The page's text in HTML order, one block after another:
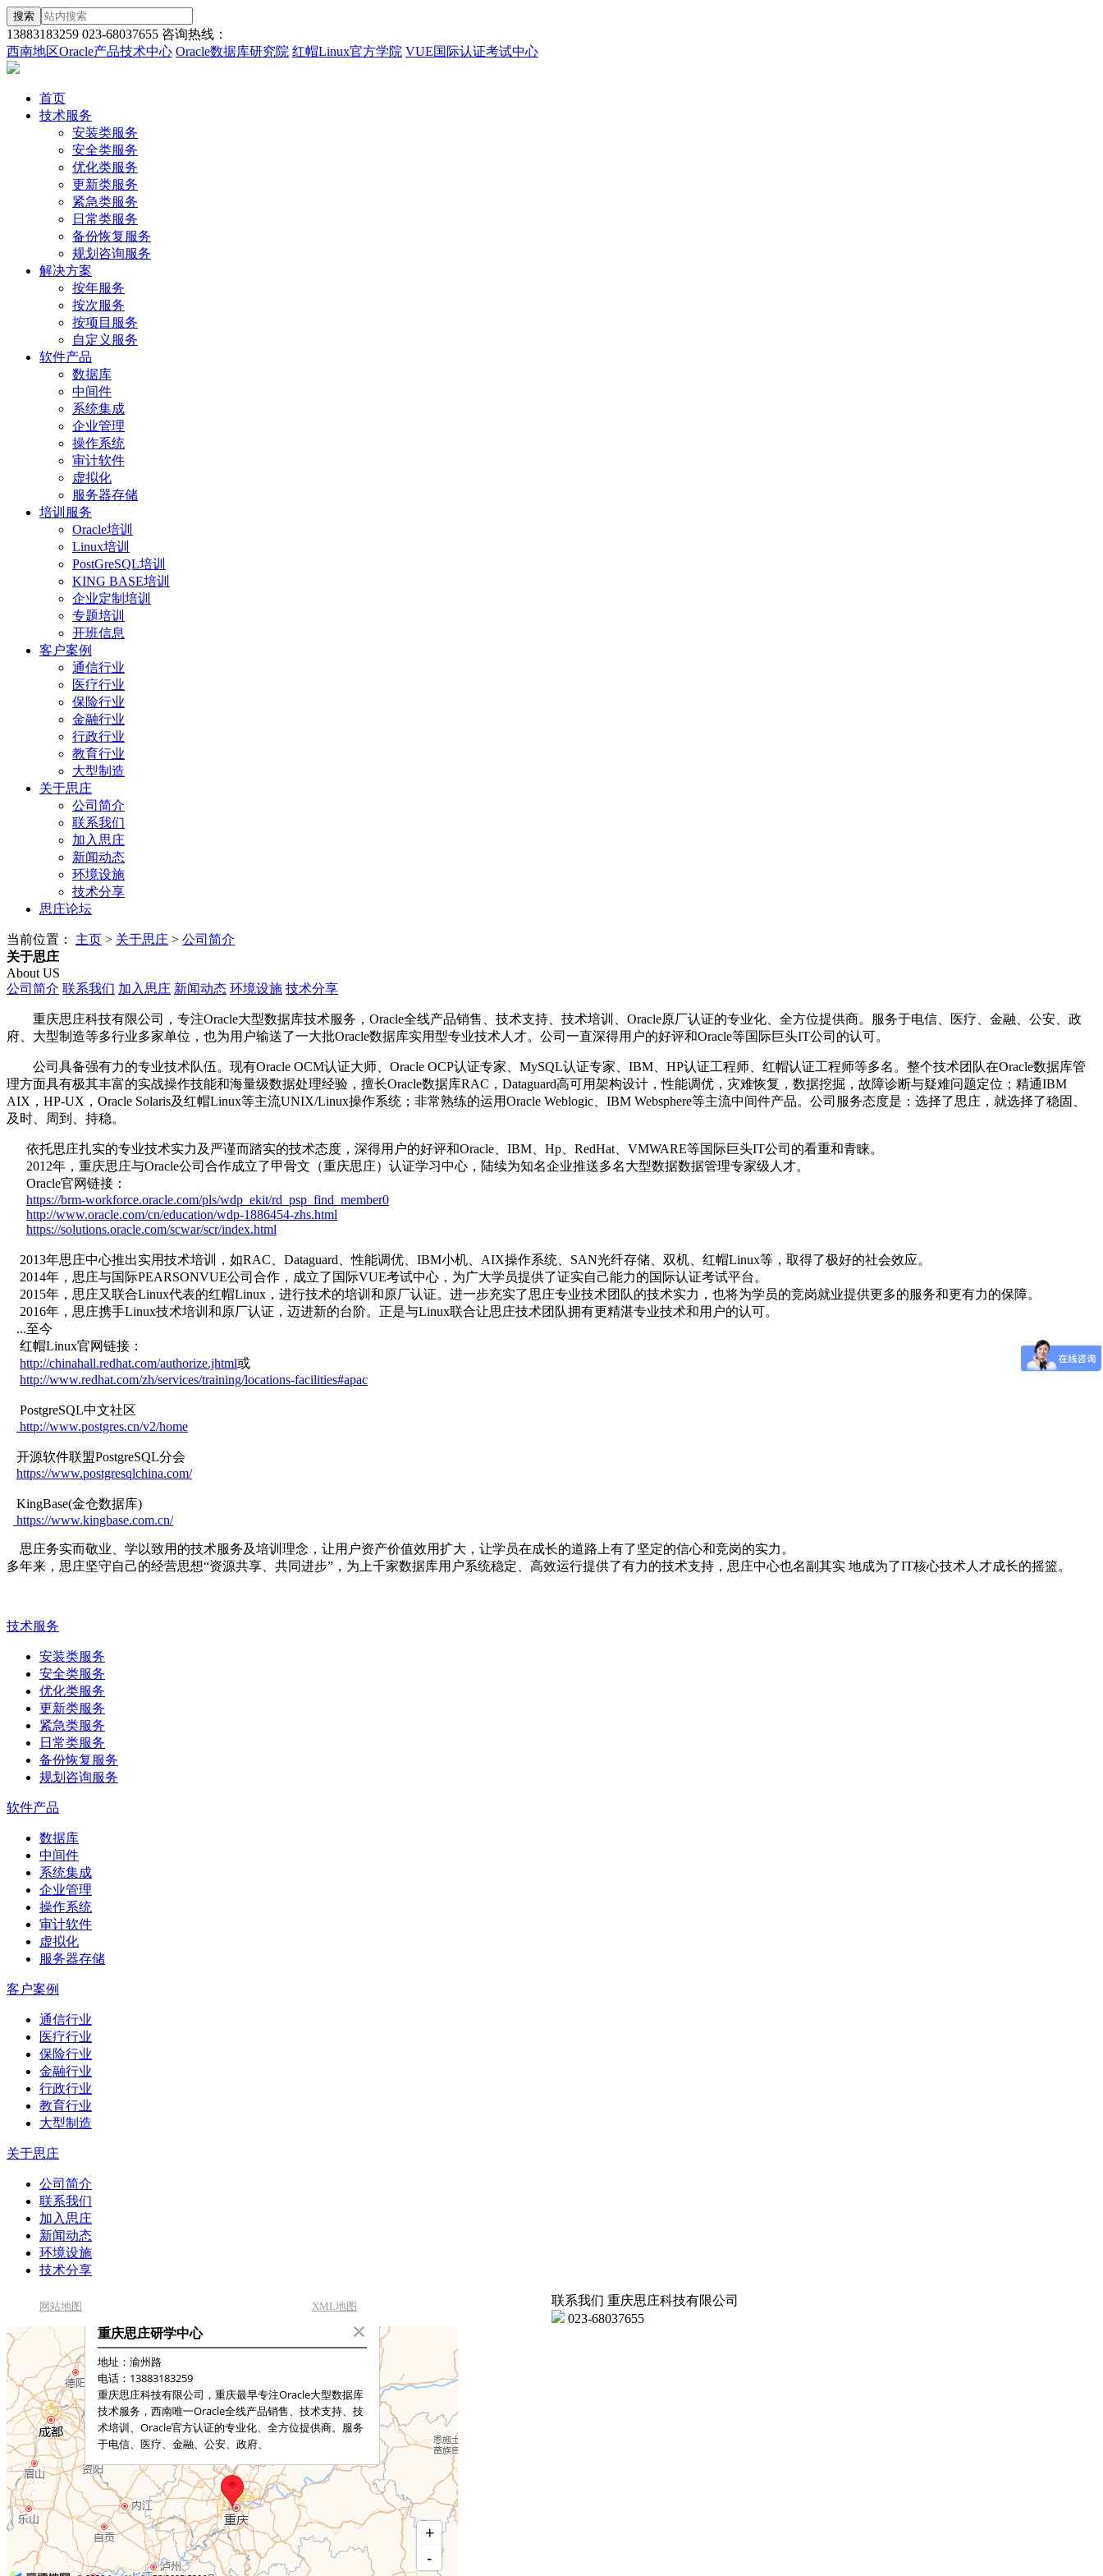
搜索
13883183259 023-68037655 咨询热线：
西南地区Oracle产品技术中心 Oracle数据库研究院 红帽Linux官方学院 VUE国际认证考试中心
首页
技术服务
安装类服务
安全类服务
优化类服务
更新类服务
紧急类服务
日常类服务
备份恢复服务
规划咨询服务
解决方案
按年服务
按次服务
按项目服务
自定义服务
软件产品
数据库
中间件
系统集成
企业管理
操作系统
审计软件
虚拟化
服务器存储
培训服务
Oracle培训
Linux培训
PostGreSQL培训
KING BASE培训
企业定制培训
专题培训
开班信息
客户案例
通信行业
医疗行业
保险行业
金融行业
行政行业
教育行业
大型制造
关于思庄
公司简介
联系我们
加入思庄
新闻动态
环境设施
技术分享
思庄论坛
当前位置： 主页 > 关于思庄 > 公司简介
关于思庄
About US
公司简介 联系我们 加入思庄 新闻动态 环境设施 技术分享
重庆思庄科技有限公司，专注Oracle大型数据库技术服务，Oracle全线产品销售、技术支持、技术培训、Oracle原厂认证的专业化、全方位提供商。服务于电信、医疗、金融、公安、政
府、大型制造等多行业多家单位，也为用户输送了一大批Oracle数据库实用型专业技术人才。公司一直深得用户的好评和Oracle等国际巨头IT公司的认可。
公司具备强有力的专业技术队伍。现有Oracle OCM认证大师、Oracle OCP认证专家、MySQL认证专家、IBM、HP认证工程师、红帽认证工程师等多名。整个技术团队在Oracle数据库管
理方面具有极其丰富的实战操作技能和海量级数据处理经验，擅长Oracle数据库RAC，Dataguard高可用架构设计，性能调优，灾难恢复，数据挖掘，故障诊断与疑难问题定位；精通IBM
AIX，HP-UX，Oracle Solaris及红帽Linux等主流UNIX/Linux操作系统；非常熟练的运用Oracle Weblogic、IBM Websphere等主流中间件产品。公司服务态度是：选择了思庄，就选择了稳固、
及时、周到、持稳。
依托思庄扎实的专业技术实力及严谨而踏实的技术态度，深得用户的好评和Oracle、IBM、Hp、RedHat、VMWARE等国际巨头IT公司的看重和青睐。
2012年，重庆思庄与Oracle公司合作成立了甲骨文（重庆思庄）认证学习中心，陆续为知名企业推送多名大型数据数据管理专家级人才。
Oracle官网链接：
https://brm-workforce.oracle.com/pls/wdp_ekit/rd_psp_find_member0
http://www.oracle.com/cn/education/wdp-1886454-zhs.html
https://solutions.oracle.com/scwar/scr/index.html
2013年思庄中心推出实用技术培训，如RAC、Dataguard、性能调优、IBM小机、AIX操作系统、SAN光纤存储、双机、红帽Linux等，取得了极好的社会效应。
2014年，思庄与国际PEARSONVUE公司合作，成立了国际VUE考试中心，为广大学员提供了证实自己能力的国际认证考试平台。
2015年，思庄又联合Linux代表的红帽Linux，进行技术的培训和原厂认证。进一步充实了思庄专业技术团队的技术实力，也将为学员的竞岗就业提供更多的服务和更有力的保障。
2016年，思庄携手Linux技术培训和原厂认证，迈进新的台阶。正是与Linux联合让思庄技术团队拥有更精湛专业技术和用户的认可。
...至今
红帽Linux官网链接：
http://chinahall.redhat.com/authorize.jhtml或
http://www.redhat.com/zh/services/training/locations-facilities#apac
PostgreSQL中文社区
http://www.postgres.cn/v2/home
开源软件联盟PostgreSQL分会
https://www.postgresqlchina.com/
KingBase(金仓数据库)
https://www.kingbase.com.cn/
思庄务实而敬业、学以致用的技术服务及培训理念，让用户资产价值效用扩大，让学员在成长的道路上有了坚定的信心和竞岗的实力。
多年来，思庄坚守自己的经营思想“资源共享、共同进步”，为上千家数据库用户系统稳定、高效运行提供了有力的技术支持，思庄中心也名副其实 地成为了IT核心技术人才成长的摇篮。
技术服务
安装类服务
安全类服务
优化类服务
更新类服务
紧急类服务
日常类服务
备份恢复服务
规划咨询服务
软件产品
数据库
中间件
系统集成
企业管理
操作系统
审计软件
虚拟化
服务器存储
客户案例
通信行业
医疗行业
保险行业
金融行业
行政行业
教育行业
大型制造
关于思庄
公司简介
联系我们
加入思庄
新闻动态
环境设施
技术分享
网站地图 XML地图 联系我们 重庆思庄科技有限公司
023-68037655